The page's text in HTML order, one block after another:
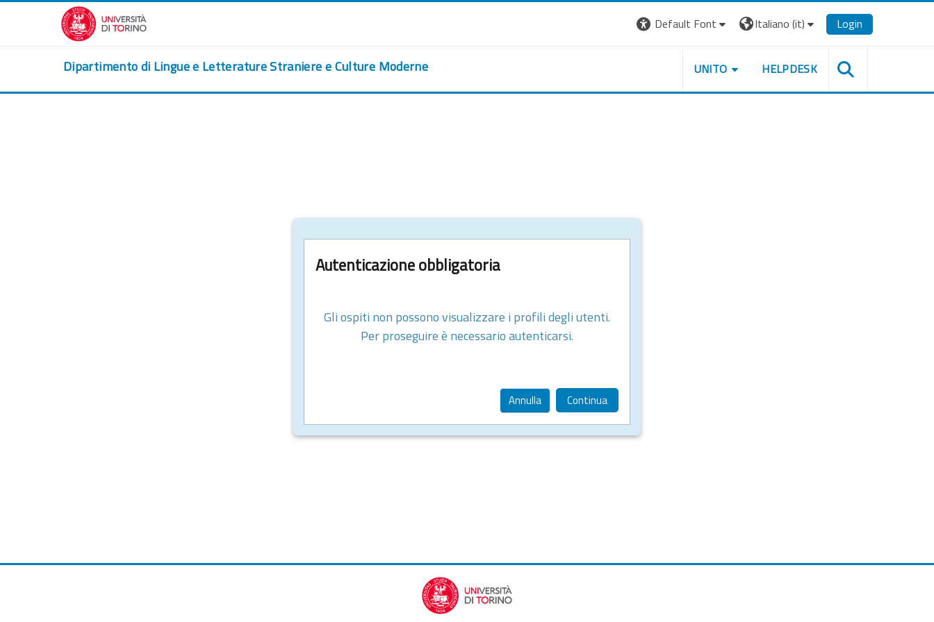
Vai al contenuto principale
Default Font
Italiano ‎(it)‎ Login
Dipartimento di Lingue e Letterature Straniere e Culture Moderne UNITO HELPDESK
Autenticazione obbligatoria
Gli ospiti non possono visualizzare i profili degli utenti.
Per proseguire è necessario autenticarsi.
Annulla Continua